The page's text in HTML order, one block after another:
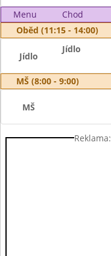
Menu Chod
Oběd (11:15 - 14:00)
Jídlo
Jídlo
MŠ (8:00 - 9:00)
MŠ
Reklama: